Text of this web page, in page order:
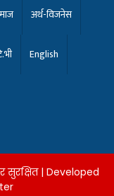
अर्थ-विजनेस
English
सुरक्षित | Developed